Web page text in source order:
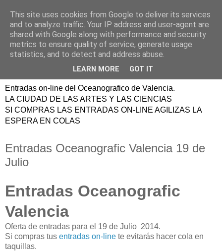
ENTRADAS
OCEANOGRAFIC
VALENCIA
Entradas on-line del Oceanografico de Valencia.
LA CIUDAD DE LAS ARTES Y LAS CIENCIAS
SI COMPRAS LAS ENTRADAS ON-LINE AGILIZAS LA
ESPERA EN COLAS
Entradas Oceanografic Valencia 19 de
Julio
Entradas Oceanografic
Valencia
Oferta de entradas para el 19 de Julio 2014.
Si compras tus entradas on-line te evitarás hacer cola en
taquillas.
This site uses cookies from Google to deliver its services
and to analyze traffic. Your IP address and user-agent are
shared with Google along with performance and security
metrics to ensure quality of service, generate usage
statistics, and to detect and address abuse.
LEARN MORE GOT IT